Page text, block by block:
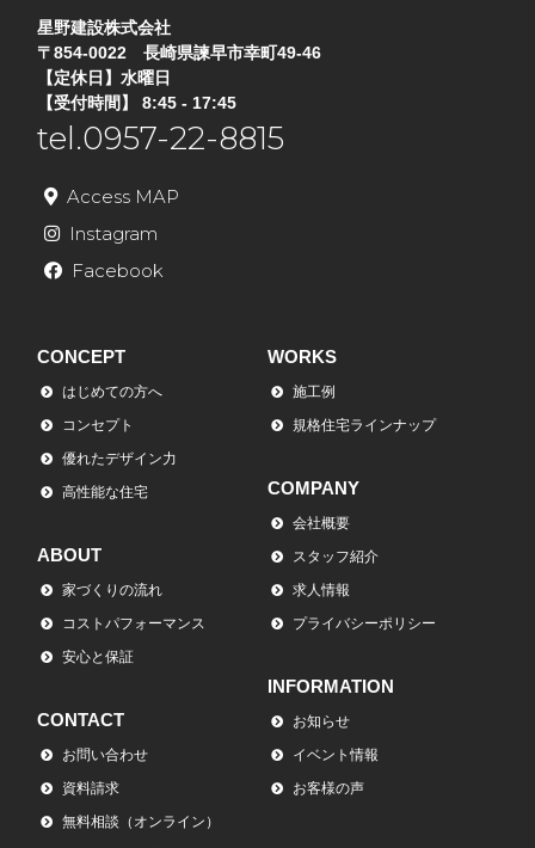
星野建設株式会社
〒854-0022 長崎県諫早市幸町49-46
【定休日】水曜日
【受付時間】 8:45 - 17:45
tel.0957-22-8815
Access MAP
Instagram
Facebook
CONCEPT
はじめての方へ
コンセプト
優れたデザイン力
高性能な住宅
ABOUT
家づくりの流れ
コストパフォーマンス
安心と保証
CONTACT
お問い合わせ
資料請求
無料相談（オンライン）
WORKS
施工例
規格住宅ラインナップ
COMPANY
会社概要
スタッフ紹介
求人情報
プライバシーポリシー
INFORMATION
お知らせ
イベント情報
お客様の声